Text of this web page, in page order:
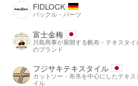
FIDLOCK
バックル・パーツ
富士金梅
川島商事が展開する帆布・テキスタイ
のブランド
フジサキテキスタイル
カットソー・布帛を中心にしたテキス
イル